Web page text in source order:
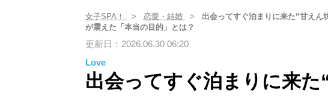
女子SPA！ 恋愛・結婚
出会ってすぐ泊まりに来た“甘え
が震えた「本当の目的」とは？
更新日：2026.06.30 06:20
Love
出会ってすぐ泊まりに来た